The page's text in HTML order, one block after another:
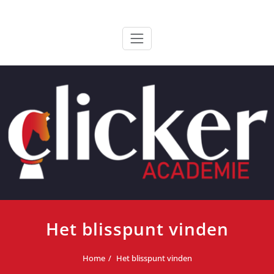
ClickerAcademie
Het blisspunt vinden
Home Het blisspunt vinden